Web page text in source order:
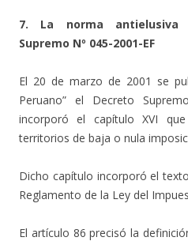
7. La norma antielusiva
Supremo Nº 045-2001-EF
El 20 de marzo de 2001 se
Peruano” el Decreto
incorporó el capítulo XVI
territorios de baja o nula
Dicho capítulo incorporó el
Reglamento de la Ley del
El artículo 86 precisó la